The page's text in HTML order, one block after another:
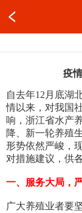
疫
自去年12月底湖
情以来，对我国
响，浙江省水产
降、新一轮养殖
形势依然严峻，
对措施建议，供
一、服务大局，
广大养殖业者要